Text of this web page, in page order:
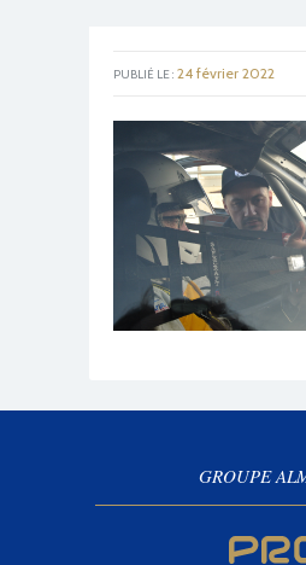
PUBLIÉ LE : 24 février 2022
GROUPE